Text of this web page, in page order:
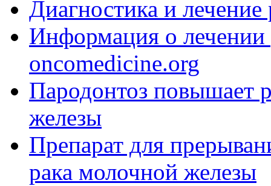
Диагностика и лечение
Информация о лечении
oncomedicine.org
Пародонтоз повышает
железы
Препарат для
рака молочной железы